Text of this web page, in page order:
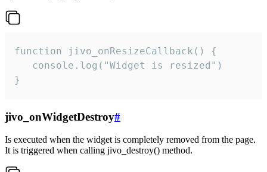
function jivo_onResizeCallback() {
   console.log("Widget is resized")
}
jivo_onWidgetDestroy#
Is executed when the widget is completely removed from the page.
It is triggered when calling jivo_destroy() method.